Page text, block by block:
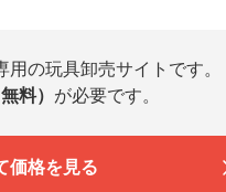
の玩具卸売サイトです。
料） が必要です。
価格を見る